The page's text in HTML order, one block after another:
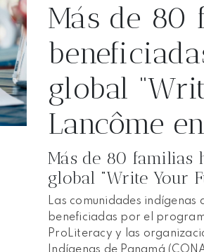
Más de 80
global
Lancôme
Más de 80 familias
global “Write Your
Las comunidades indígenas
beneficiadas por el
ProLiteracy y las